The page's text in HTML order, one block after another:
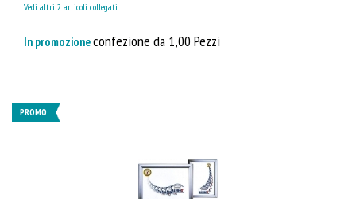
Vedi altri 2 articoli collegati
In promozioneconfezione da 1,00 Pezzi
PROMO